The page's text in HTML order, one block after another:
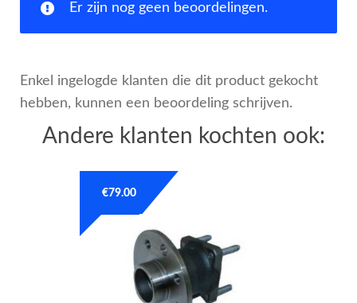
Er zijn nog geen beoordelingen.
Enkel ingelogde klanten die dit product gekocht
hebben, kunnen een beoordeling schrijven.
Andere klanten kochten ook:
€79.00